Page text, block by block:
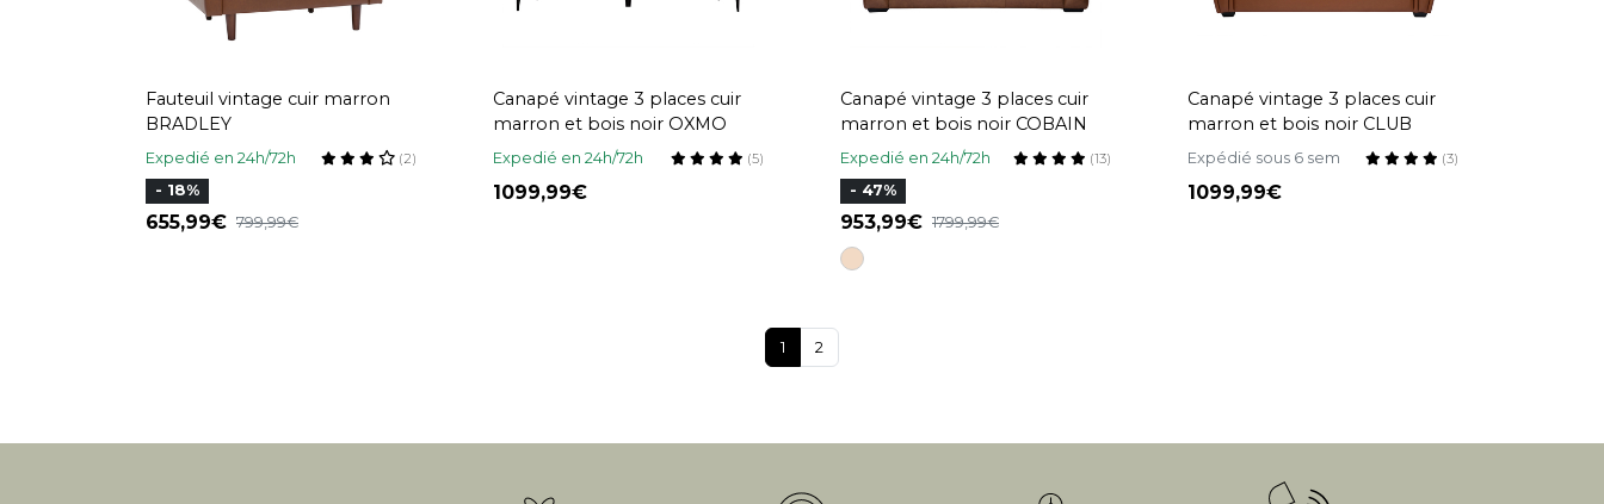
Fauteuil vintage cuir marron
BRADLEY
Expedié en 24h/72h (2)
- 18%
655,99 799,99
Canapé vintage 3 places cuir
marron et bois noir OXMO
Expedié en 24h/72h (5)
1099,99
Canapé vintage 3 places cuir
marron et bois noir COBAIN
Expedié en 24h/72h (13)
- 47%
953,99 1799,99
Canapé vintage 3 places cuir
marron et bois noir CLUB
Expédié sous 6 sem (3)
1099,99
1 2